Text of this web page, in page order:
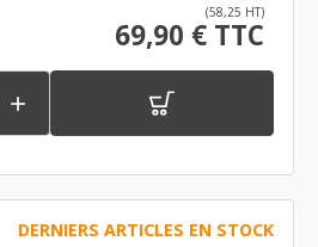
(58,25 HT)
69,90 € TTC

DERNIERS ARTICLES EN STOCK